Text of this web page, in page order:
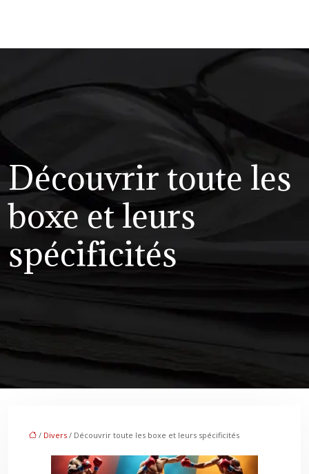
Découvrir toute les
boxe et leurs
spécificités
/ Divers / Découvrir toute les boxe et leurs spécificités